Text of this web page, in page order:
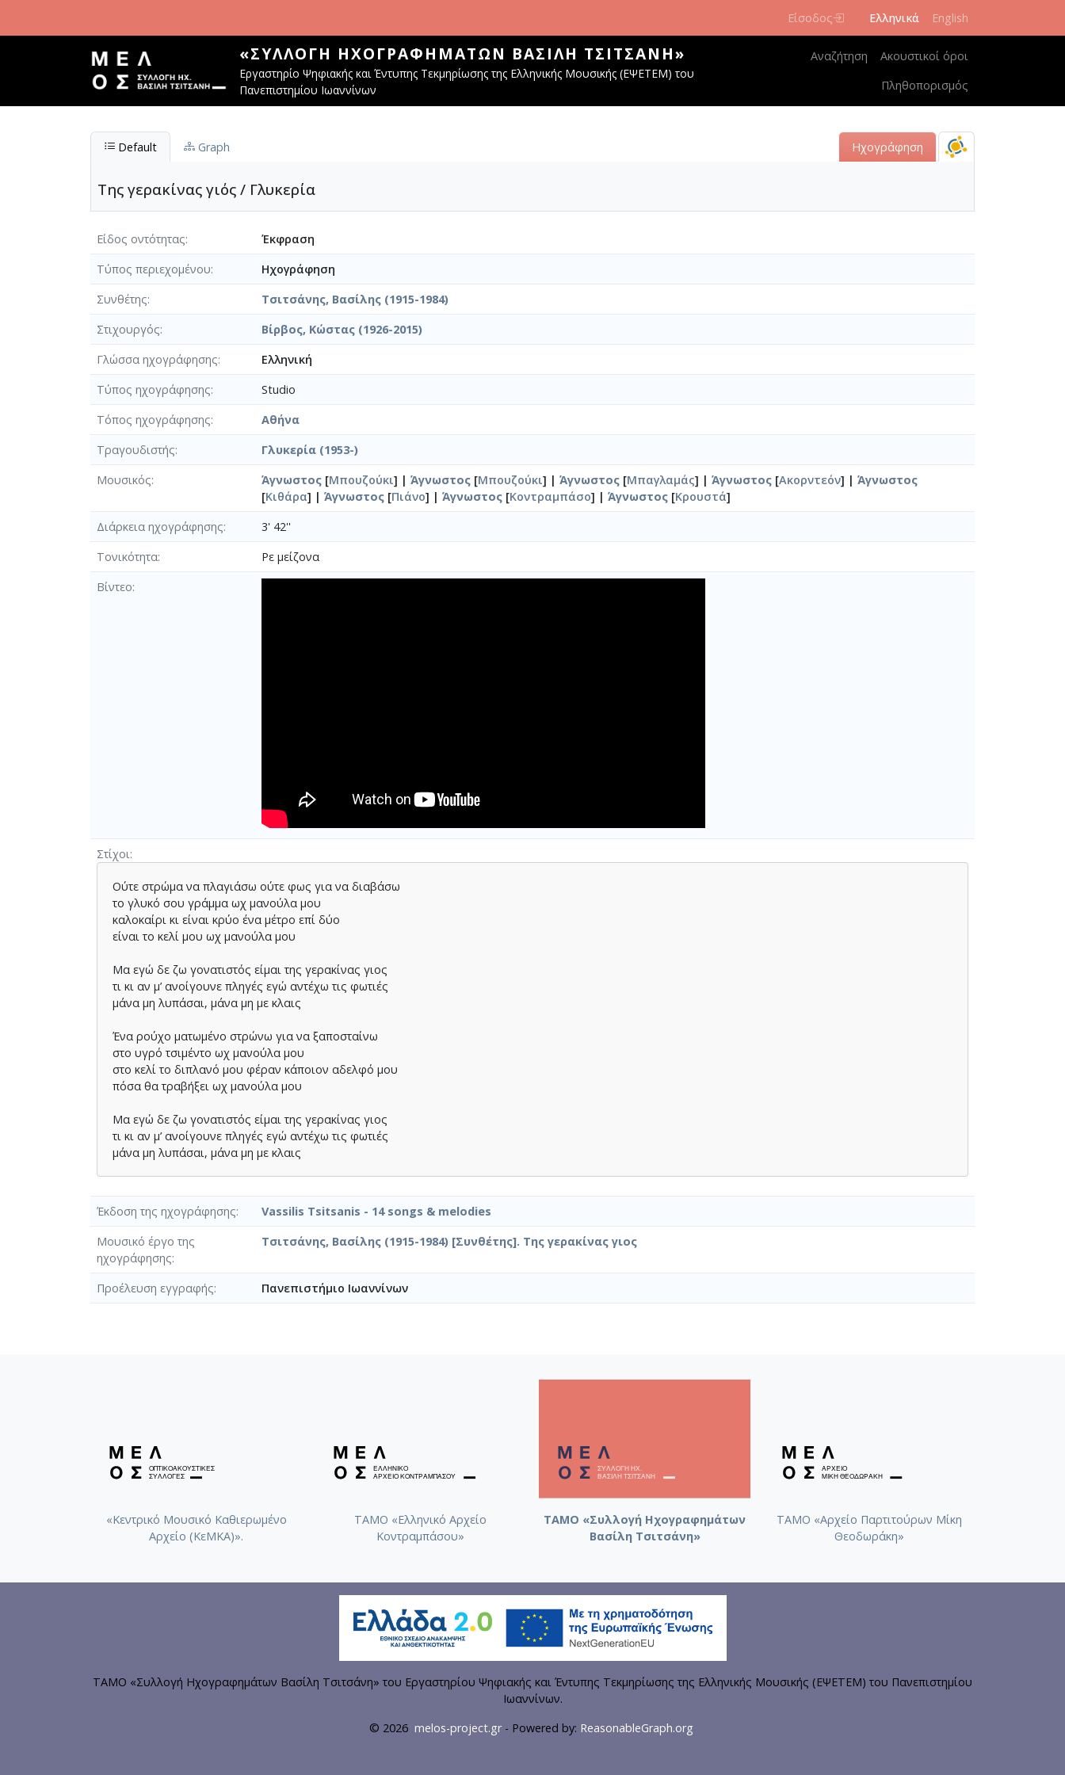
Είσοδος Ελληνικά English
«ΣΥΛΛΟΓΉ ΗΧΟΓΡΑΦΗΜΆΤΩΝ ΒΑΣΊΛΗ ΤΣΙΤΣΆΝΗ»
Εργαστηρίο Ψηφιακής και Έντυπης Τεκμηρίωσης της Ελληνικής Μουσικής (ΕΨΕΤΕΜ) του
Πανεπιστημίου Ιωαννίνων
Κεντρική πλοήγηση
Αναζήτηση
Ακουστικοί όροι
Πληθοπορισμός
Default Graph Ηχογράφηση
Της γερακίνας γιός / Γλυκερία
Είδος οντότητας
Έκφραση
Τύπος περιεχομένου
Ηχογράφηση
Συνθέτης
Τσιτσάνης, Βασίλης (1915-1984)
Στιχουργός
Βίρβος, Κώστας (1926-2015)
Γλώσσα ηχογράφησης
Ελληνική
Τύπος ηχογράφησης
Studio
Τόπος ηχογράφησης
Αθήνα
Τραγουδιστής
Γλυκερία (1953-)
Μουσικός
Άγνωστος [Μπουζούκι] | Άγνωστος [Μπουζούκι] | Άγνωστος [Μπαγλαμάς] | Άγνωστος [Ακορντεόν] | Άγνωστος
[Κιθάρα] | Άγνωστος [Πιάνο] | Άγνωστος [Κοντραμπάσο] | Άγνωστος [Κρουστά]
Διάρκεια ηχογράφησης
3' 42''
Τονικότητα
Ρε μείζονα
Βίντεο
Στίχοι
Ούτε στρώµα να πλαγιάσω ούτε φως για να διαβάσω
το γλυκό σου γράµµα ωχ µανούλα µου
καλοκαίρι κι είναι κρύο ένα µέτρο επί δύο
είναι το κελί µου ωχ µανούλα µου
Μα εγώ δε ζω γονατιστός είµαι της γερακίνας γιος
τι κι αν µ’ ανοίγουνε πληγές εγώ αντέχω τις φωτιές
μάνα µη λυπάσαι, µάνα µη µε κλαις
Ένα ρούχο µατωµένο στρώνω για να ξαποσταίνω
στο υγρό τσιµέντο ωχ µανούλα µου
στο κελί το διπλανό µου φέραν κάποιον αδελφό µου
πόσα θα τραβήξει ωχ µανούλα µου
Μα εγώ δε ζω γονατιστός είµαι της γερακίνας γιος
τι κι αν µ’ ανοίγουνε πληγές εγώ αντέχω τις φωτιές
μάνα µη λυπάσαι, µάνα µη µε κλαις
Έκδοση της ηχογράφησης
Vassilis Tsitsanis - 14 songs & melodies
Μουσικό έργο της
ηχογράφησης
Τσιτσάνης, Βασίλης (1915-1984) [Συνθέτης]. Της γερακίνας γιος
Προέλευση εγγραφής Πανεπιστήμιο Ιωαννίνων
«Κεντρικό Μουσικό Καθιερωμένο
Αρχείο (ΚεΜΚΑ)».
ΤΑΜΟ «Ελληνικό Αρχείο
Κοντραμπάσου»
ΤΑΜΟ «Συλλογή Ηχογραφημάτων
Βασίλη Τσιτσάνη»
ΤΑΜΟ «Αρχείο Παρτιτούρων Μίκη
Θεοδωράκη»
ΤΑΜΟ «Συλλογή Ηχογραφημάτων Βασίλη Τσιτσάνη» του Εργαστηρίου Ψηφιακής και Έντυπης Τεκμηρίωσης της Ελληνικής Μουσικής (ΕΨΕΤΕΜ) του Πανεπιστημίου
Ιωαννίνων.
© 2026 melos-project.gr- Powered by: ReasonableGraph.org